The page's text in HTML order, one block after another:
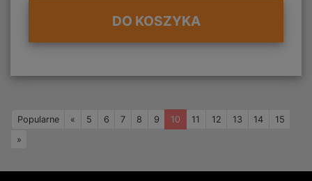
DO KOSZYKA
Popularne « Wstecz
5 6 7 8 9 10 11 12 13 14
15
»Naprzód